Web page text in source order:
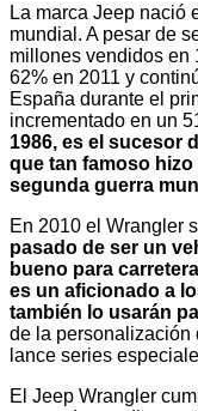
La marca Jeep nació
mundial. A pesar de
millones vendidos en
62% en 2011 y
España durante el
incrementado en un
1986, es el sucesor
que tan famoso
segunda guerra
En 2010 el Wrangler
pasado de ser un
bueno para
es un aficionado a
también lo usarán
de la personalización
lance series
El Jeep Wrangler